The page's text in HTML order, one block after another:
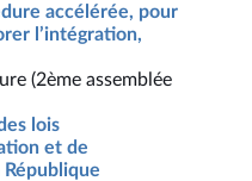
accélérée, pour
l’intégration,
(2ème assemblée
lois
et de